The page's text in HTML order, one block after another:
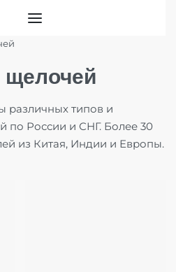
типов и
по России и СНГ. Более 30
из Китая, Индии и Европы.